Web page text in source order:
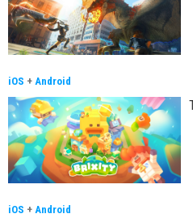
iOS + Android
iOS + Android